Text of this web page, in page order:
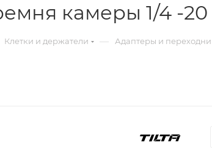
камеры 1/4 -
Клетки и держатели —
Адаптеры и